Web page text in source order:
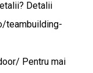
Detalii
teambuilding-
Pentru mai